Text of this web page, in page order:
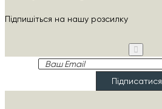
Підпишіться на нашу розсилку
Ваш
Підписатися